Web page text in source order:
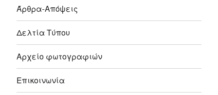
Άρθρα-Απόψεις
Δελτία Τύπου
Αρχείο φωτογραφιών
Επικοινωνία